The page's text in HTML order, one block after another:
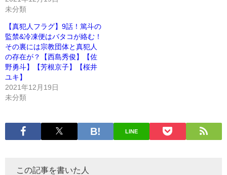
未分類
【真犯人フラグ】9話！篤斗の
監禁&冷凍便はバタコが絡む！
その裏には宗教団体と真犯人
の存在が？【西島秀俊】【佐
野勇斗】【芳根京子】【桜井
ユキ】
2021年12月19日
未分類
LINE
この記事を書いた人